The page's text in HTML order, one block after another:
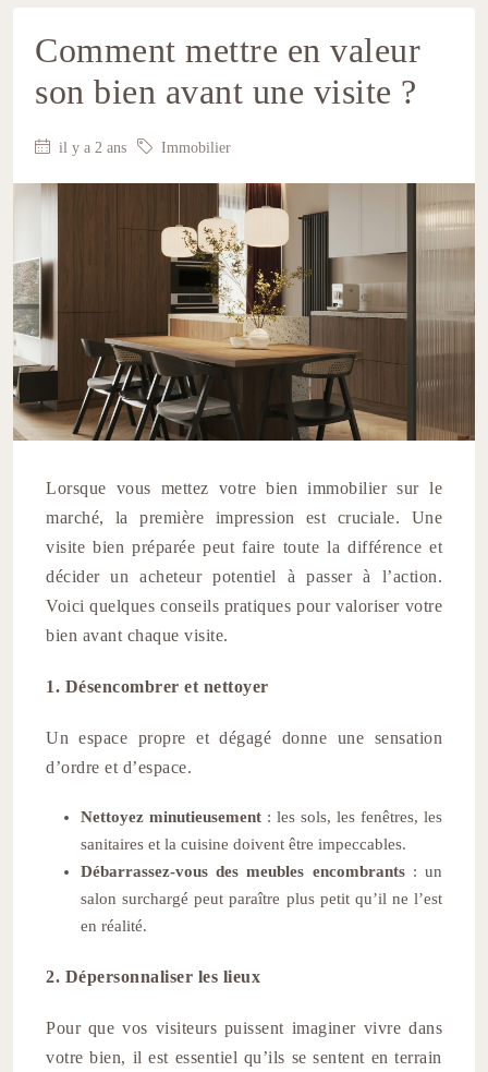
Comment mettre en valeur
son bien avant une visite ?
il y a 2 ans Immobilier
Lorsque vous mettez votre bien immobilier sur le
marché, la première impression est cruciale. Une
visite bien préparée peut faire toute la différence et
décider un acheteur potentiel à passer à l’action.
Voici quelques conseils pratiques pour valoriser votre
bien avant chaque visite.
1. Désencombrer et nettoyer
Un espace propre et dégagé donne une sensation
d’ordre et d’espace.
Nettoyez minutieusement : les sols, les fenêtres, les
sanitaires et la cuisine doivent être impeccables.
Débarrassez-vous des meubles encombrants: un
salon surchargé peut paraître plus petit qu’il ne l’est
en réalité.
2. Dépersonnaliser les lieux
Pour que vos visiteurs puissent imaginer vivre dans
votre bien, il est essentiel qu’ils se sentent en terrain